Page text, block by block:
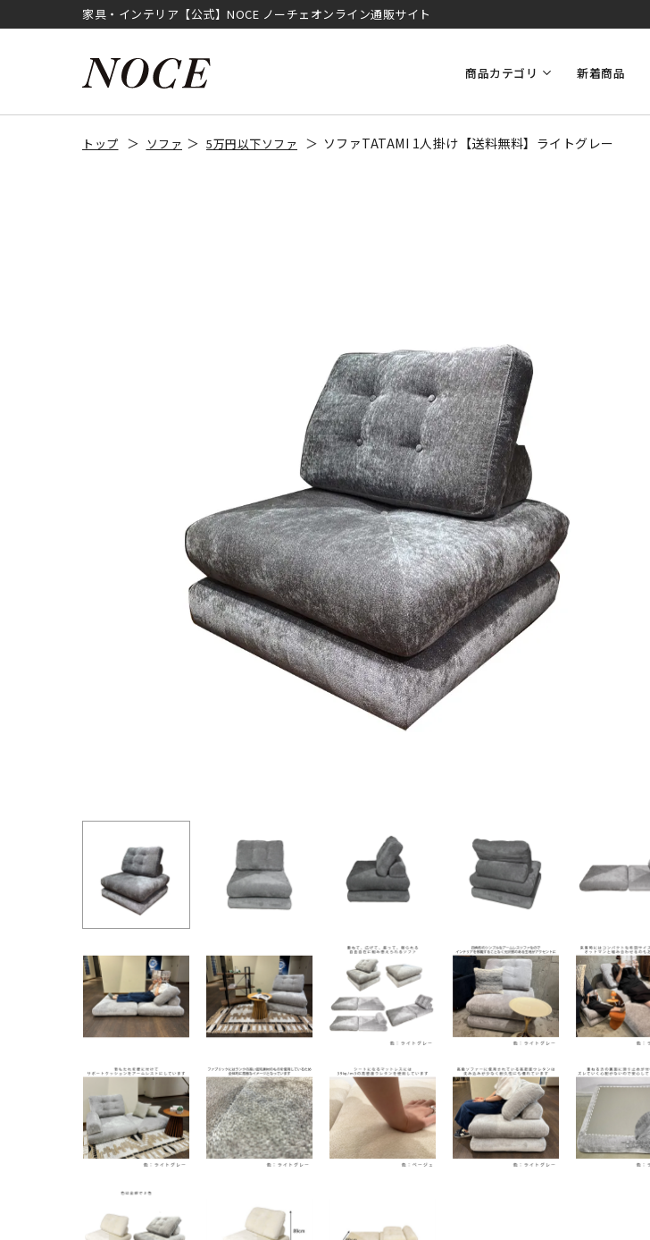
家具・インテリア【公式】NOCE ノーチェオンライン通販サイト
商品カテゴリ 新着商品
トップ ソファ 5万円以下ソファ ソファTATAMI 1人掛け【送料無料】ライトグレー